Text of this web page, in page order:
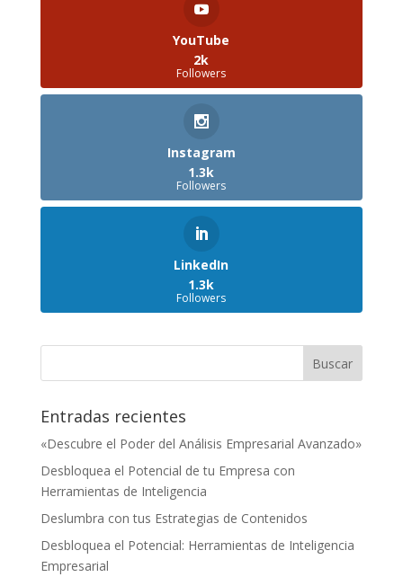
YouTube
2k
Followers
Instagram
1.3k
Followers
LinkedIn
1.3k
Followers
Entradas recientes
«Descubre el Poder del Análisis Empresarial Avanzado»
Desbloquea el Potencial de tu Empresa con
Herramientas de Inteligencia
Deslumbra con tus Estrategias de Contenidos
Desbloquea el Potencial: Herramientas de Inteligencia
Empresarial